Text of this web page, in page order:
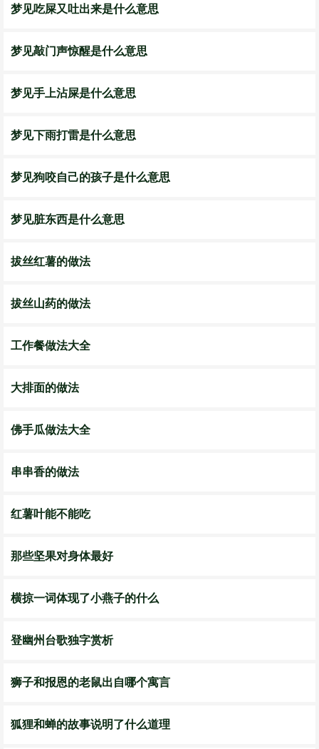
梦见吃屎又吐出来是什么意思
梦见敲门声惊醒是什么意思
梦见手上沾屎是什么意思
梦见下雨打雷是什么意思
梦见狗咬自己的孩子是什么意思
梦见脏东西是什么意思
拔丝红薯的做法
拔丝山药的做法
工作餐做法大全
大排面的做法
佛手瓜做法大全
串串香的做法
红薯叶能不能吃
那些坚果对身体最好
横掠一词体现了小燕子的什么
登幽州台歌独字赏析
狮子和报恩的老鼠出自哪个寓言
狐狸和蝉的故事说明了什么道理